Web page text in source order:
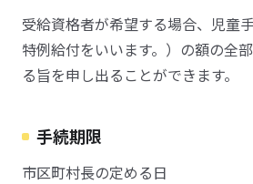
受給資格者が希望する場合、児童
特例給付をいいます。）の額の全
る旨を申し出ることができます。
手続期限
市区町村長の定める日